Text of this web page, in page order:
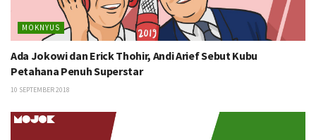
MOKNYUS
Ada Jokowi dan Erick Thohir, Andi Arief Sebut Kubu
Petahana Penuh Superstar
10 SEPTEMBER 2018